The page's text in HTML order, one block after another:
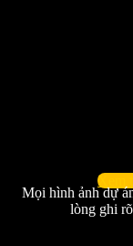
Xem
Mọi hình ảnh dự
lòng ghi